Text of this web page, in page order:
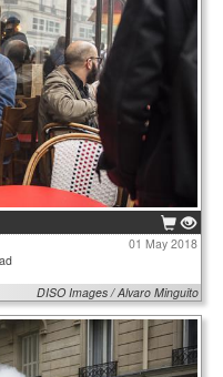
01 May 2018
DISO Images / Alvaro Minguito